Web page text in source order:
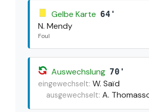
Gelbe Karte 64'
N. Mendy
Foul
Auswechslung 70'
eingewechselt: W. Saïd
ausgewechselt: A.